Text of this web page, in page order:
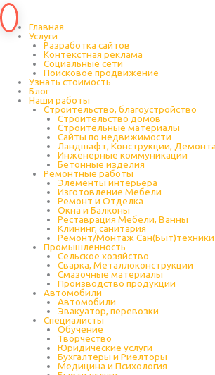
Главная
Услуги
Разработка сайтов
Контекстная реклама
Социальные сети
Поисковое продвижение
Узнать стоимость
Блог
Наши работы
Строительство, благоустройство
Строительство домов
Строительные материалы
Сайты по недвижимости
Ландшафт, Конструкции,
Инженерные коммуникации
Бетонные изделия
Ремонтные работы
Элементы интерьера
Изготовление Мебели
Ремонт и Отделка
Окна и Балконы
Реставрация Мебели, Ванны
Клининг, санитария
Ремонт/Монтаж Сан(Быт)техники
Промышленность
Cельское хозяйство
Сварка, Металлоконструкции
Cмазочные материалы
Производство продукции
Автомобили
Автомобили
Эвакуатор, перевозки
Специалисты
Обучение
Творчество
Юридические услуги
Бухгалтеры и Риелторы
Медицина и Психология